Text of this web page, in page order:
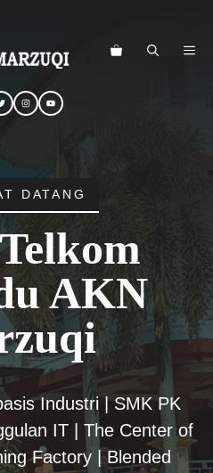
DATANG
AKN
Industri | SMK PK
IT | The Center of
Factory | Blended